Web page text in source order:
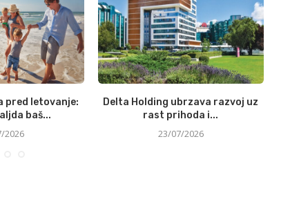
pred letovanje:
baš...
2026
Delta Holding ubrzava razvoj uz
rast prihoda i...
23/07/2026